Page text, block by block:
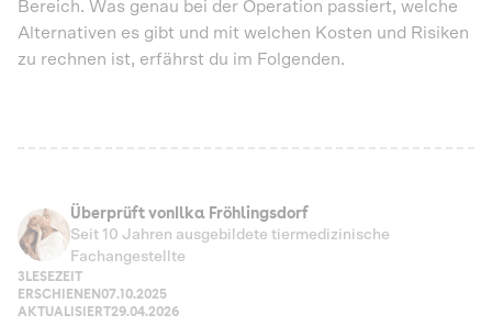
Bereich. Was genau bei der Operation passiert, welche
Alternativen es gibt und mit welchen Kosten und Risiken
zu rechnen ist, erfährst du im Folgenden.
Überprüft von Ilka Fröhlingsdorf
Seit 10 Jahren ausgebildete tiermedizinische
Fachangestellte
3 LESEZEIT
ERSCHIENEN07.10.2025
AKTUALISIERT29.04.2026